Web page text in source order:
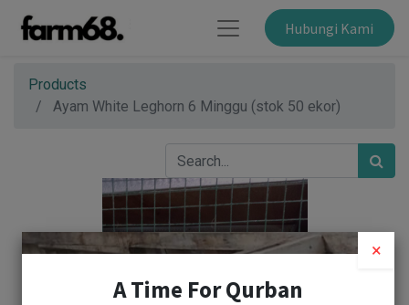
Hubungi Kami
Products
Ayam White Leghorn 6 Minggu (stok 50 ekor)
×
A Time For Qurban